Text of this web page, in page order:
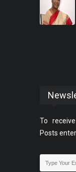
To
Posts